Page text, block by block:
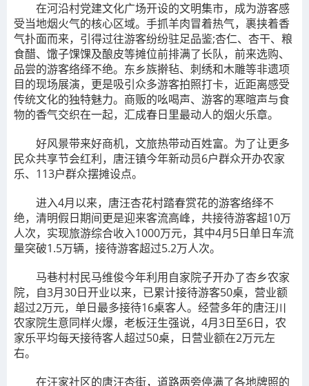
在河沿村党建文化广场开设的文明集市，成为游客感
受当地烟火气的核心区域。手抓羊肉冒着热气，裹挟着香
气扑面而来，引得过往游客纷纷驻足品鉴;杏仁、杏干、粮
食醋、馓子馃馃及酿皮等摊位前排满了长队，前来选购、
品尝的游客络绎不绝。东乡族擀毡、刺绣和木雕等非遗项
目的现场展演，更是吸引众多游客拍照打卡，近距离感受
传统文化的独特魅力。商贩的吆喝声、游客的寒暄声与食
物的香气交织在一起，汇成春日里最动人的烟火乐章。
好风景带来好商机，文旅热带动百姓富。为了让更多
民众共享节会红利，唐汪镇今年新动员6户群众开办农家
乐、113户群众摆摊设点。
进入4月以来，唐汪杏花村踏春赏花的游客络绎不
绝，清明假日期间更是迎来客流高峰，共接待游客超10万
人次，实现旅游综合收入1000万元，其中4月5日单日车流
量突破1.5万辆，接待游客超过5.2万人次。
马巷村村民马维俊今年利用自家院子开办了杏乡农家
院，自3月30日开业以来，已累计接待游客50桌，营业额
超过2万元，单日最多接待16桌客人。经营多年的唐汪川
农家院生意同样火爆，老板汪生强说，4月3日至6日，农
家乐平均每天接待客人超过50桌，日营业额在2万元左
右。
在汪家社区的唐汪杏街，道路两旁停满了各地牌照的